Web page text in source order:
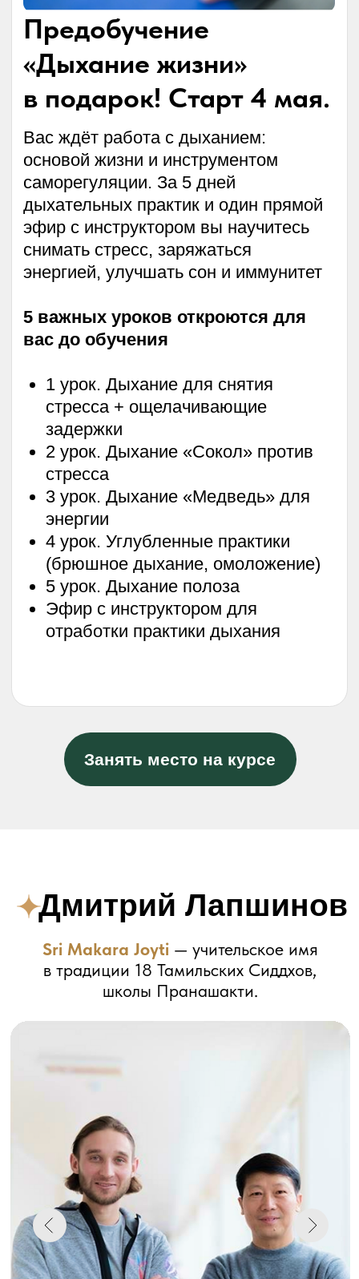
Жива
5 теоретических занятий с Дмитрием
Лапшиновым.
Комплекс упражнений «Булат»,
«Вейга», «Долголет», «Сварожич»,
Заключительный эфир с группой.
12 занятий в группе
Отработка всех комплексов, ответы
на вопросы
+ Методичка по всем упражнениям
+ Трекер практик (дневник для
отслеживания результатов)
Рекомендации по налаживанию
режима»
+ 4 практики с инструктором йога-
нидра
+ Мастер-класс с инструктором
«Легкое питание»
+ Лекция по применению масел от
ученого, натуропата Максима
Шишелова
+ Сертификат о прохождении курса
(Для тех кто сдаст тест)
Доступ 7 месяцев с даты начала
курса
своим дыханием, что станет
практик основного курса. Старт 4
32 900₽
Оставьте заявку
и получите
специальные условия
раннего бронирования